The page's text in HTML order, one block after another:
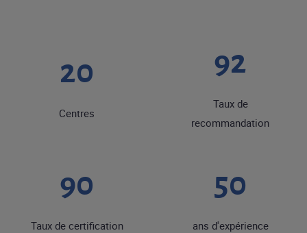
20
Centres
92
Taux de
recommandation
90
Taux de certification
50
ans d'expérience